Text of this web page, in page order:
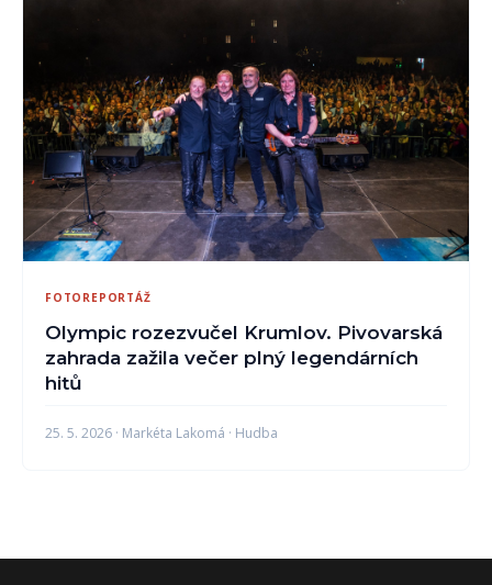
FOTOREPORTÁŽ
Olympic rozezvučel Krumlov. Pivovarská
zahrada zažila večer plný legendárních
hitů
25. 5. 2026 · Markéta Lakomá · Hudba